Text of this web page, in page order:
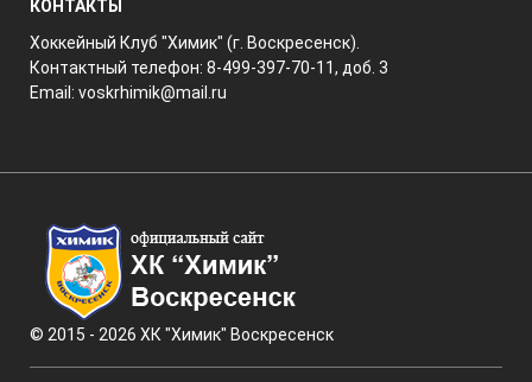
КОНТАКТЫ
Хоккейный Клуб "Химик" (г. Воскресенск).
Контактный телефон: 8-499-397-70-11, доб. 3
Email: voskrhimik@mail.ru
© 2015 - 2026 ХК "Химик" Воскресенск